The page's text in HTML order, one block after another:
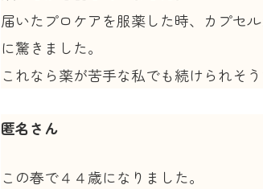
届いたプロケアを服薬した時、カプセ
に驚きました。
これなら薬が苦手な私でも続けられそ
匿名さん
この春で４４歳になりました。